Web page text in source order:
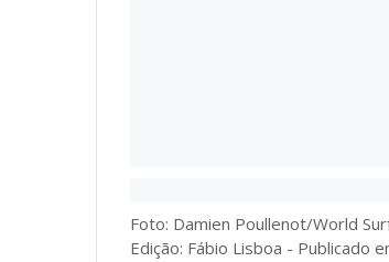
Foto: Damien Poullenot/World
Edição: Fábio Lisboa - Publicado